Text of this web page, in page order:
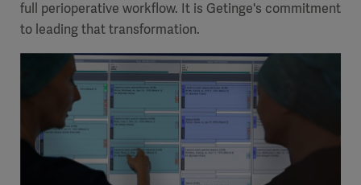
full perioperative workflow. It is Getinge's commitment
to leading that transformation.